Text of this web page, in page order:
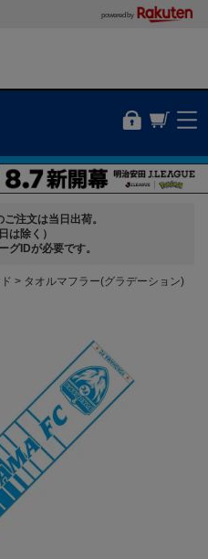
powered by
注文は当日出荷。
は除く）
グIDが必要です。
タオルマフラー(グラデーション)